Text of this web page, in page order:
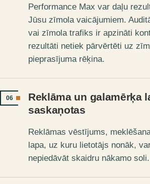
Performance Max var daļu
Jūsu zīmola vaicājumiem.
vai zīmola trafiks ir apzināti
rezultāti netiek pārvērtēti uz
pieprasījuma rēķina.
06
Reklāma un galamērķa
saskaņotas
Reklāmas vēstījums,
lapa, uz kuru lietotājs nonāk,
nepiedāvāt skaidru nākamo soli.